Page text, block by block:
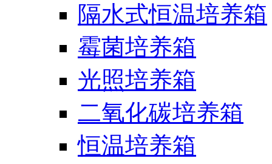
隔水式恒温培养箱
霉菌培养箱
光照培养箱
二氧化碳培养箱
恒温培养箱